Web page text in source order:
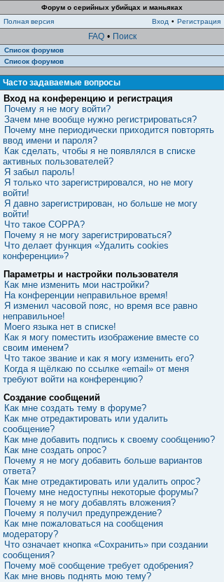
Форум о серийных убийцах и маньяках
Полная версия
Вход • Регистрация
FAQ • Поиск
Список форумов
Список форумов
Часто задаваемые вопросы
Вход на конференцию и регистрация
Почему я не могу войти?
Зачем мне вообще нужно регистрироваться?
Почему мне периодически приходится повторять
ввод имени и пароля?
Как сделать, чтобы я не появлялся в списке
активных пользователей?
Я забыл пароль!
Я только что зарегистрировался, но не могу
войти!
Я давно зарегистрирован, но больше не могу
войти!
Что такое COPPA?
Почему я не могу зарегистрироваться?
Что делает функция «Удалить cookies
конференции»?
Параметры и настройки пользователя
Как мне изменить мои настройки?
На конференции неправильное время!
Я изменил часовой пояс, но время все равно
неправильное!
Моего языка нет в списке!
Как я могу поместить изображение вместе со
своим именем?
Что такое звание и как я могу изменить его?
Когда я щёлкаю по ссылке «email» от меня
требуют войти на конференцию?
Создание сообщений
Как мне создать тему в форуме?
Как мне отредактировать или удалить
сообщение?
Как мне добавить подпись к своему сообщению?
Как мне создать опрос?
Почему я не могу добавить больше вариантов
ответа?
Как мне отредактировать или удалить опрос?
Почему мне недоступны некоторые форумы?
Почему я не могу добавлять вложения?
Почему я получил предупреждение?
Как мне пожаловаться на сообщения
модератору?
Что означает кнопка «Сохранить» при создании
сообщения?
Почему моё сообщение требует одобрения?
Как мне вновь поднять мою тему?